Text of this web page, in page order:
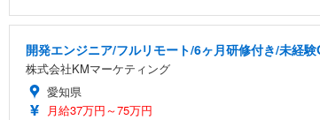
開発エンジニア/フルリモート/6ヶ月研修付き/未経
株式会社KMマーケティング
愛知県
月給37万円～75万円